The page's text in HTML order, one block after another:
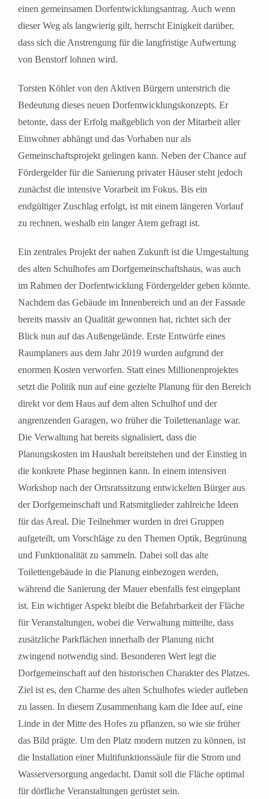
einen gemeinsamen Dorfentwicklungsantrag. Auch wenn
dieser Weg als langwierig gilt, herrscht Einigkeit darüber,
dass sich die Anstrengung für die langfristige Aufwertung
von Benstorf lohnen wird.
Torsten Köhler von den Aktiven Bürgern unterstrich die
Bedeutung dieses neuen Dorfentwicklungskonzepts. Er
betonte, dass der Erfolg maßgeblich von der Mitarbeit aller
Einwohner abhängt und das Vorhaben nur als
Gemeinschaftsprojekt gelingen kann. Neben der Chance auf
Fördergelder für die Sanierung privater Häuser steht jedoch
zunächst die intensive Vorarbeit im Fokus. Bis ein
endgültiger Zuschlag erfolgt, ist mit einem längeren Vorlauf
zu rechnen, weshalb ein langer Atem gefragt ist.
Ein zentrales Projekt der nahen Zukunft ist die Umgestaltung
des alten Schulhofes am Dorfgemeinschaftshaus, was auch
im Rahmen der Dorfentwicklung Fördergelder geben könnte.
Nachdem das Gebäude im Innenbereich und an der Fassade
bereits massiv an Qualität gewonnen hat, richtet sich der
Blick nun auf das Außengelände. Erste Entwürfe eines
Raumplaners aus dem Jahr 2019 wurden aufgrund der
enormen Kosten verworfen. Statt eines Millionenprojektes
setzt die Politik nun auf eine gezielte Planung für den Bereich
direkt vor dem Haus auf dem alten Schulhof und der
angrenzenden Garagen, wo früher die Toilettenanlage war.
Die Verwaltung hat bereits signalisiert, dass die
Planungskosten im Haushalt bereitstehen und der Einstieg in
die konkrete Phase beginnen kann. In einem intensiven
Workshop nach der Ortsratssitzung entwickelten Bürger aus
der Dorfgemeinschaft und Ratsmitglieder zahlreiche Ideen
für das Areal. Die Teilnehmer wurden in drei Gruppen
aufgeteilt, um Vorschläge zu den Themen Optik, Begrünung
und Funktionalität zu sammeln. Dabei soll das alte
Toilettengebäude in die Planung einbezogen werden,
während die Sanierung der Mauer ebenfalls fest eingeplant
ist. Ein wichtiger Aspekt bleibt die Befahrbarkeit der Fläche
für Veranstaltungen, wobei die Verwaltung mitteilte, dass
zusätzliche Parkflächen innerhalb der Planung nicht
zwingend notwendig sind. Besonderen Wert legt die
Dorfgemeinschaft auf den historischen Charakter des Platzes.
Ziel ist es, den Charme des alten Schulhofes wieder aufleben
zu lassen. In diesem Zusammenhang kam die Idee auf, eine
Linde in der Mitte des Hofes zu pflanzen, so wie sie früher
das Bild prägte. Um den Platz modern nutzen zu können, ist
die Installation einer Multifunktionssäule für die Strom und
Wasserversorgung angedacht. Damit soll die Fläche optimal
für dörfliche Veranstaltungen gerüstet sein.